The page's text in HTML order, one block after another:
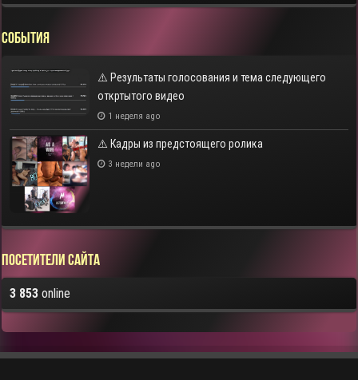
СОБЫТИЯ
⚠️ Результаты голосования и тема следующего
откртытого видео
1 неделя ago
⚠️ Кадры из предстоящего ролика
3 недели ago
Посетители сайта
3 853 online